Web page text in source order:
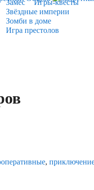
Игры-квесты
Замес
Звёздные империи
Зомби в доме
Игра престолов
,